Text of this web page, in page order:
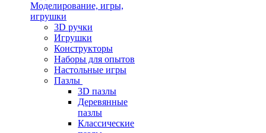
Моделирование, игры,
игрушки
3D ручки
Игрушки
Конструкторы
Наборы для опытов
Настольные игры
Пазлы
3D пазлы
Деревянные
пазлы
Классические